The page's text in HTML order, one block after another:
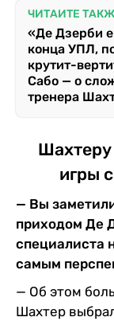
ЧИТАЙТЕ
«Де Дзерби
конца УПЛ,
крутит-
Сабо — о
тренера
Шахтеру
игры
— Вы
приходом Де
специалиста
самым
— Об этом
Шахтер